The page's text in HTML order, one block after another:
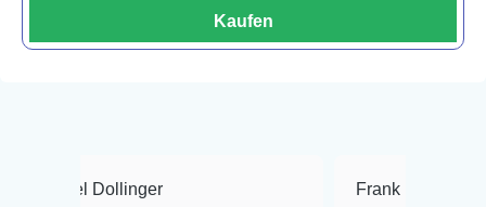
Kaufen
Frank Hackmayer